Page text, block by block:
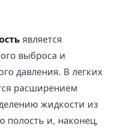
является
выброса и
давления. В легких
расширением
жидкости из
полость и, наконец,